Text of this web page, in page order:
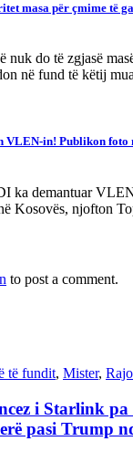
masa për çmime të
nuk do të zgjasë
në fund të këtij
VLEN-in! Publikon foto
ka demantuar
Kosovës, njofton
to post a comment.
të fundit, Mister,
i Starlink pa
pasi Trump